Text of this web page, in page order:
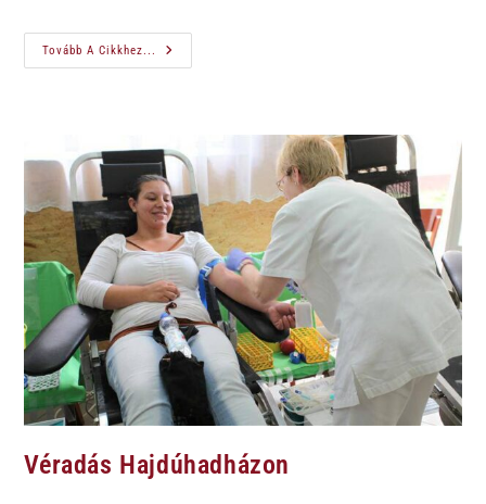
Tovább A Cikkhez...
Véradás Hajdúhadházon